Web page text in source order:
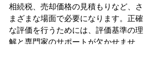
相続税、売却価格の見積もりなど、さ
まざまな場面で必要になります。正確
な評価を行うためには、評価基準の理
解と専門家のサポートが欠かせませ